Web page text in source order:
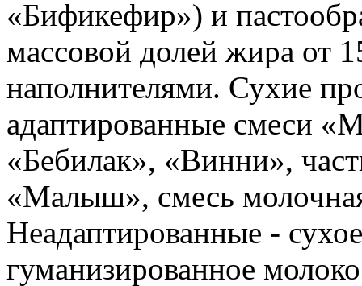
«Бификефир») и
массовой долей жира от
наполнителями. Сухие
адаптированные смеси
«Бебилак», «Винни»,
«Малыш», смесь
Неадаптированные -
гуманизированное